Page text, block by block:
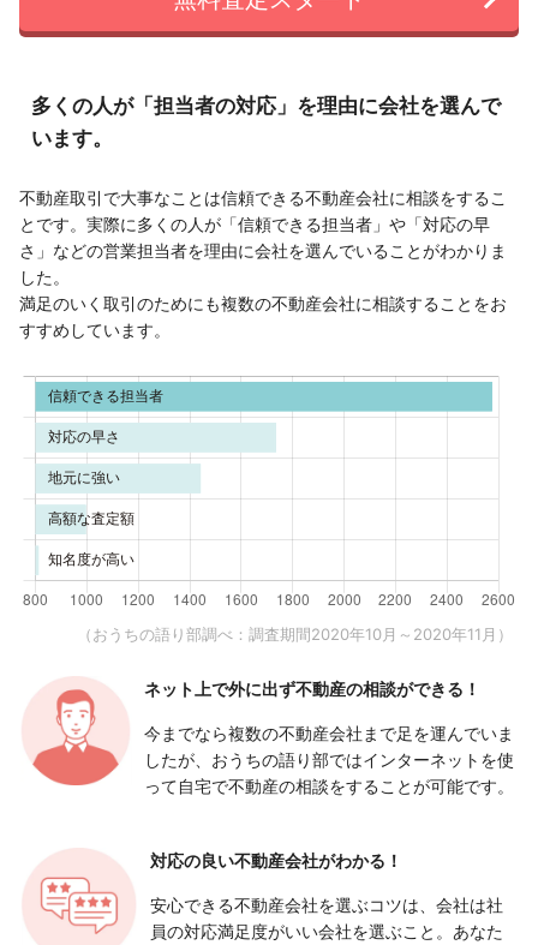
多くの人が「担当者の対応」を理由に会社を選んで
います。
不動産取引で大事なことは信頼できる不動産会社に相談をするこ
とです。実際に多くの人が「信頼できる担当者」や「対応の早
さ」などの営業担当者を理由に会社を選んでいることがわかりま
した。
満足のいく取引のためにも複数の不動産会社に相談することをお
すすめしています。
（おうちの語り部調べ：調査期間2020年10月～2020年11月）
ネット上で外に出ず不動産の相談ができる！
今までなら複数の不動産会社まで足を運んでいま
したが、おうちの語り部ではインターネットを使
って自宅で不動産の相談をすることが可能です。
対応の良い不動産会社がわかる！
安心できる不動産会社を選ぶコツは、会社は社
員の対応満足度がいい会社を選ぶこと。あなた